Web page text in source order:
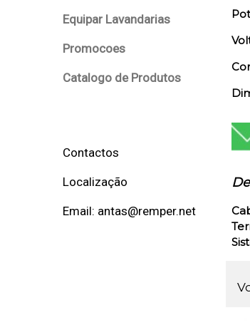
Equipar Lavandarias
Promocoes
Catalogo de Produtos
Contactos
Localização
Email: antas@remper.net